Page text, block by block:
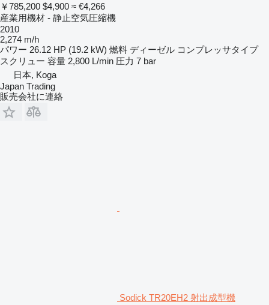
￥785,200 $4,900 ≈ €4,266
産業用機材 - 静止空気圧縮機
2010
2,274 m/h
パワー 26.12 HP (19.2 kW) 燃料 ディーゼル コンプレッサタイプ
スクリュー 容量 2,800 L/min 圧力 7 bar
日本, Koga
Japan Trading
販売会社に連絡
Sodick TR20EH2 射出成型機